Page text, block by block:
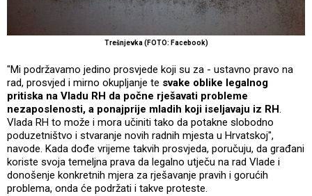
Trešnjevka (FOTO: Facebook)
"Mi podržavamo jedino prosvjede koji su za - ustavno pravo na
rad, prosvjed i mirno okupljanje te svake oblike legalnog
pritiska na Vladu RH da počne rješavati probleme
nezaposlenosti, a ponajprije mladih koji iseljavaju iz RH.
Vlada RH to može i mora učiniti tako da potakne slobodno
poduzetništvo i stvaranje novih radnih mjesta u Hrvatskoj",
navode. Kada dođe vrijeme takvih prosvjeda, poručuju, da građani
koriste svoja temeljna prava da legalno utječu na rad Vlade i
donošenje konkretnih mjera za rješavanje pravih i gorućih
problema, onda će podržati i takve proteste.